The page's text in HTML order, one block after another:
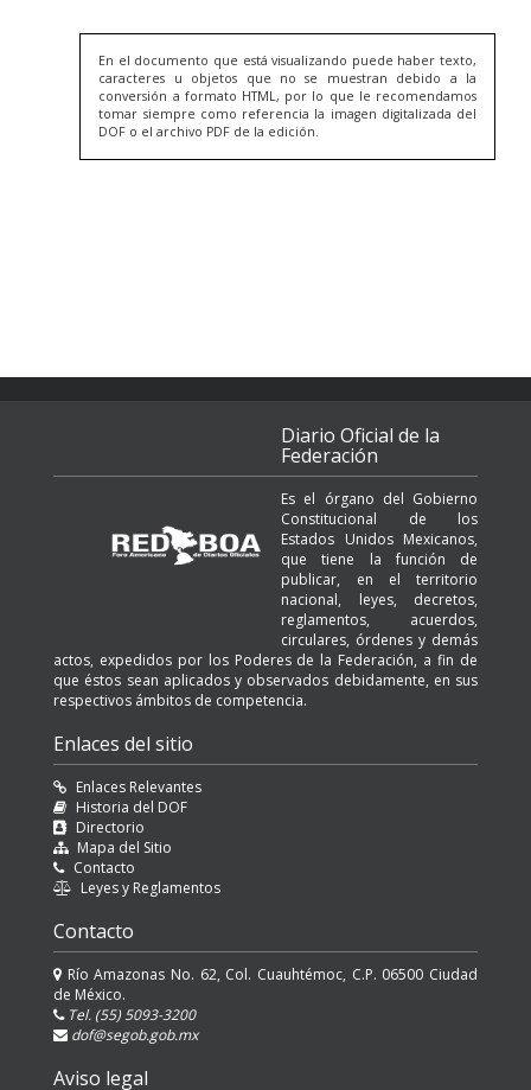
En el documento que está visualizando puede haber texto,
caracteres u objetos que no se muestran debido a la
conversión a formato HTML, por lo que le recomendamos
tomar siempre como referencia la imagen digitalizada del
DOF o el archivo PDF de la edición.
Diario Oficial de la
Federación
Es el órgano del Gobierno
Constitucional de los
Estados Unidos Mexicanos,
que tiene la función de
publicar, en el territorio
nacional, leyes, decretos,
reglamentos, acuerdos,
circulares, órdenes y demás
actos, expedidos por los Poderes de la Federación, a fin de
que éstos sean aplicados y observados debidamente, en sus
respectivos ámbitos de competencia.
Enlaces del sitio
Enlaces Relevantes
Historia del DOF
Directorio
Mapa del Sitio
Contacto
Leyes y Reglamentos
Contacto
Río Amazonas No. 62, Col. Cuauhtémoc, C.P. 06500 Ciudad
de México.
Tel. (55) 5093-3200
dof@segob.gob.mx
Aviso legal